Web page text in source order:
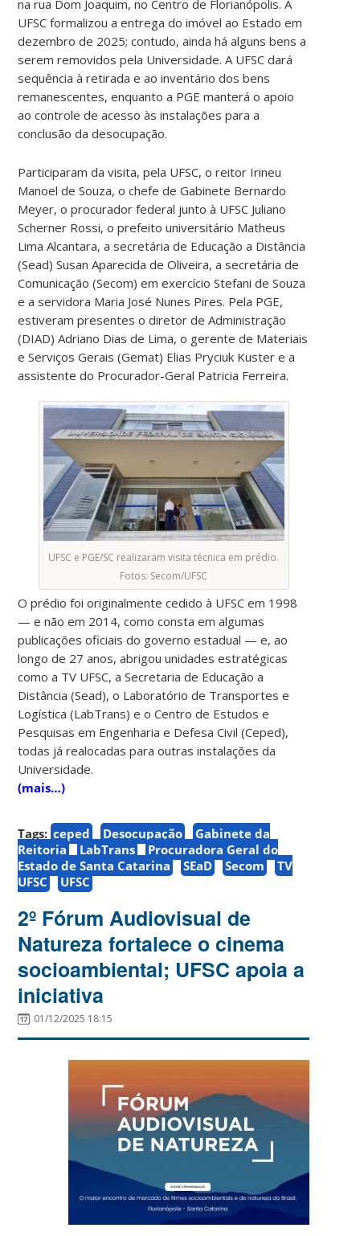
na rua Dom Joaquim, no Centro de Florianópolis. A
UFSC formalizou a entrega do imóvel ao Estado em
dezembro de 2025; contudo, ainda há alguns bens a
serem removidos pela Universidade. A UFSC dará
sequência à retirada e ao inventário dos bens
remanescentes, enquanto a PGE manterá o apoio
ao controle de acesso às instalações para a
conclusão da desocupação.
Participaram da visita, pela UFSC, o reitor Irineu
Manoel de Souza, o chefe de Gabinete Bernardo
Meyer, o procurador federal junto à UFSC Juliano
Scherner Rossi, o prefeito universitário Matheus
Lima Alcantara, a secretária de Educação a Distância
(Sead) Susan Aparecida de Oliveira, a secretária de
Comunicação (Secom) em exercício Stefani de Souza
e a servidora Maria José Nunes Pires. Pela PGE,
estiveram presentes o diretor de Administração
(DIAD) Adriano Dias de Lima, o gerente de Materiais
e Serviços Gerais (Gemat) Elias Pryciuk Kuster e a
assistente do Procurador-Geral Patricia Ferreira.
UFSC e PGE/SC realizaram visita técnica em prédio.
Fotos: Secom/UFSC
O prédio foi originalmente cedido à UFSC em 1998
— e não em 2014, como consta em algumas
publicações oficiais do governo estadual — e, ao
longo de 27 anos, abrigou unidades estratégicas
como a TV UFSC, a Secretaria de Educação a
Distância (Sead), o Laboratório de Transportes e
Logística (LabTrans) e o Centro de Estudos e
Pesquisas em Engenharia e Defesa Civil (Ceped),
todas já realocadas para outras instalações da
Universidade.
(mais…)
Tags: ceped Desocupação
Gabinete da
Reitoria
LabTrans
Procuradora Geral do
Estado de Santa Catarina
SEaD Secom
TV
UFSC
UFSC
2º Fórum Audiovisual de
Natureza fortalece o cinema
socioambiental; UFSC apoia a
iniciativa
01/12/2025 18:15